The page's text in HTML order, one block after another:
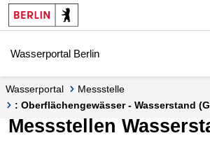
Springe zur Navigation
Springe zum Inhalt
Wasserportal Berlin
Wasserportal
Messstelle
: Oberflächengewässer - Wasserstand
Messstellen